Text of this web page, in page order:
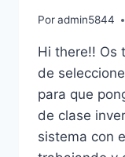
Poradmin5844
Hi there!! Os
de
para que
de clase
sistema con